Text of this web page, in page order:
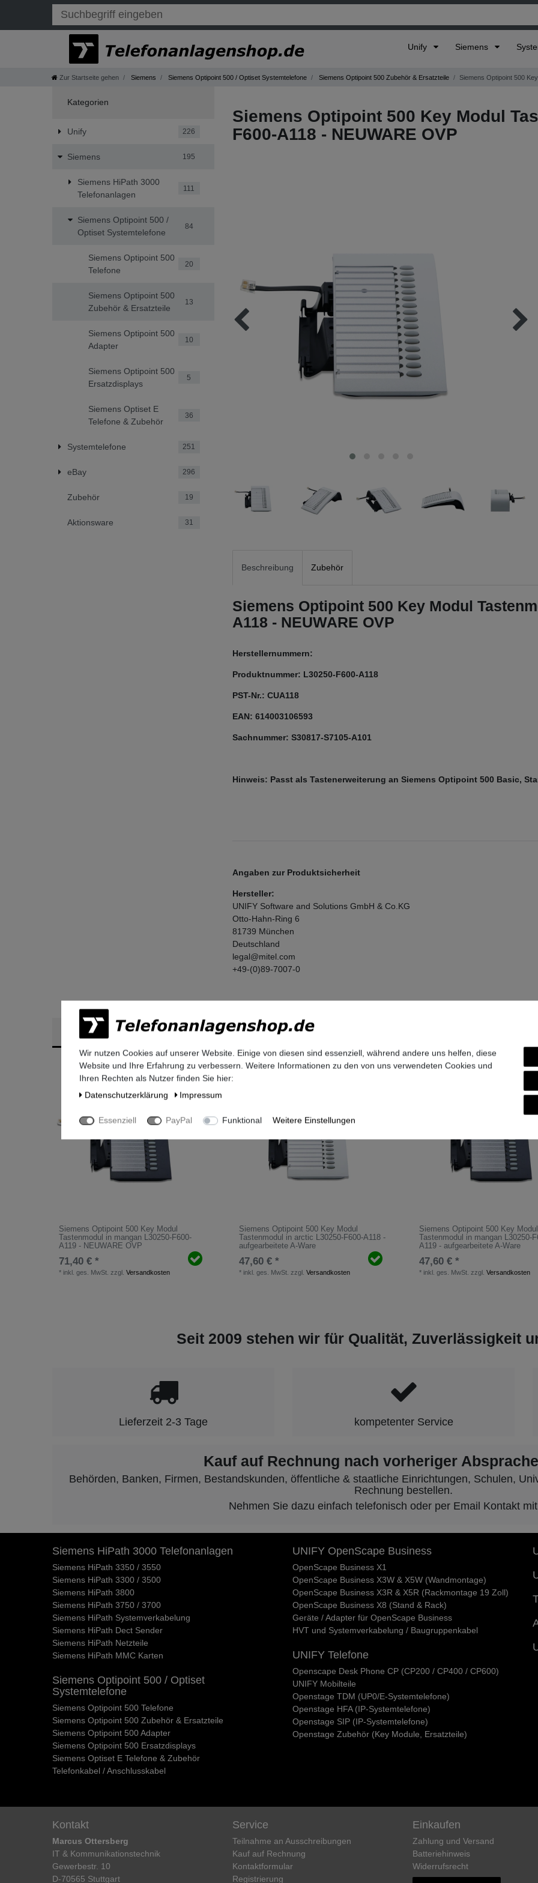
Unify Siemens
Zur Startseite gehen Siemens Siemens Optipoint 500 / Optiset Systemtelefone Siemens Optipoint 500 Zubehör & Ersatzteile Siemens Optipoint 500
Kategorien
Unify 226
Siemens 195
Siemens HiPath 3000
Telefonanlagen
111
Siemens Optipoint 500 /
Optiset Systemtelefone
84
Siemens Optipoint 500
Telefone
20
Siemens Optipoint 500
Zubehör & Ersatzteile
13
Siemens Optipoint 500
Adapter
10
Siemens Optipoint 500
Ersatzdisplays
5
Siemens Optiset E
Telefone & Zubehör
36
Systemtelefone 251
eBay 296
Zubehör 19
Aktionsware 31
Siemens Optipoint 500 Key Modul
F600-A118 - NEUWARE OVP
Beschreibung Zubehör
Siemens Optipoint 500 Key Modul
A118 - NEUWARE OVP
Herstellernummern:
Produktnummer: L30250-F600-A118
PST-Nr.: CUA118
EAN: 614003106593
Sachnummer: S30817-S7105-A101
Hinweis: Passt als Tastenerweiterung an Siemens Optipoint 500 Basic,
Angaben zur Produktsicherheit
Hersteller:
UNIFY Software and Solutions GmbH & Co.KG
Otto-Hahn-Ring 6
81739 München
Deutschland
legal@mitel.com
+49-(0)89-7007-0
Ähnliche Artikel
Siemens Optipoint 500 Key Modul
Tastenmodul in mangan L30250-F600-
A119 - NEUWARE OVP
71,40 € *
* inkl. ges. MwSt. zzgl.Versandkosten
Siemens Optipoint 500 Key Modul
Tastenmodul in arctic L30250-F600-A118 -
aufgearbeitete A-Ware
47,60 € *
* inkl. ges. MwSt. zzgl.Versandkosten
Siemens Optipoint 500 Key Modul
Tastenmodul in mangan L30250-
A119 - aufgearbeitete A-Ware
47,60 € *
* inkl. ges. MwSt. zzgl.Versandkosten
Seit 2009 stehen wir für Qualität, Zuverlässigkeit
Lieferzeit 2-3 Tage kompetenter Service
Kauf auf Rechnung nach vorheriger
Behörden, Banken, Firmen, Bestandskunden, öffentliche & staatliche Einrichtungen, Schulen,
Rechnung bestellen.
Nehmen Sie dazu einfach telefonisch oder per Email Kontakt
Siemens HiPath 3000 Telefonanlagen
Siemens HiPath 3350 / 3550
Siemens HiPath 3300 / 3500
Siemens HiPath 3800
Siemens HiPath 3750 / 3700
Siemens HiPath Systemverkabelung
Siemens HiPath Dect Sender
Siemens HiPath Netzteile
Siemens HiPath MMC Karten
Siemens Optipoint 500 / Optiset
Systemtelefone
Siemens Optipoint 500 Telefone
Siemens Optipoint 500 Zubehör & Ersatzteile
Siemens Optipoint 500 Adapter
Siemens Optipoint 500 Ersatzdisplays
Siemens Optiset E Telefone & Zubehör
Telefonkabel / Anschlusskabel
UNIFY OpenScape Business
OpenScape Business X1
OpenScape Business X3W & X5W (Wandmontage)
OpenScape Business X3R & X5R (Rackmontage 19 Zoll)
OpenScape Business X8 (Stand & Rack)
Geräte / Adapter für OpenScape Business
HVT und Systemverkabelung / Baugruppenkabel
UNIFY Telefone
Openscape Desk Phone CP (CP200 / CP400 / CP600)
UNIFY Mobilteile
Openstage TDM (UP0/E-Systemtelefone)
Openstage HFA (IP-Systemtelefone)
Openstage SIP (IP-Systemtelefone)
Openstage Zubehör (Key Module, Ersatzteile)
Kontakt
Marcus Ottersberg
IT & Kommunikationstechnik
Gewerbestr. 10
D-70565 Stuttgart
Service
Teilnahme an Ausschreibungen
Kauf auf Rechnung
Kontaktformular
Registrierung
Einkaufen
Zahlung und Versand
Batteriehinweis
Widerrufs­recht
Wir nutzen Cookies auf unserer Website. Einige von diesen sind essenziell, während andere uns helfen, diese
Website und Ihre Erfahrung zu verbessern. Weitere Informationen zu den von uns verwendeten Cookies und
Ihren Rechten als Nutzer finden Sie hier:
Daten­schutz­erklärung
Impressum
Essenziell PayPal Funktional Weitere Einstellungen